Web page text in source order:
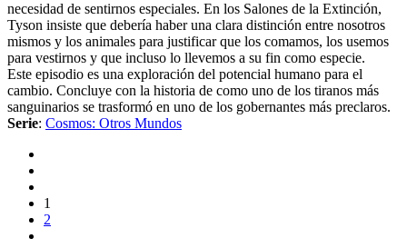
necesidad de sentirnos especiales. En los Salones de la Extinción,
Tyson insiste que debería haber una clara distinción entre nosotros
mismos y los animales para justificar que los comamos, los usemos
para vestirnos y que incluso lo llevemos a su fin como especie.
Este episodio es una exploración del potencial humano para el
cambio. Concluye con la historia de como uno de los tiranos más
sanguinarios se trasformó en uno de los gobernantes más preclaros.
Serie: Cosmos: Otros Mundos
1
2